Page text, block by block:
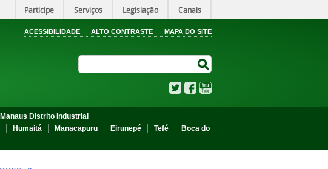
Participe Serviços Legislação Canais
ACESSIBILIDADE ALTO CONTRASTE MAPA DO SITE
TwitterFacebook
Manaus Distrito Industrial
Humaitá Manacapuru Eirunepé Tefé
Boca do